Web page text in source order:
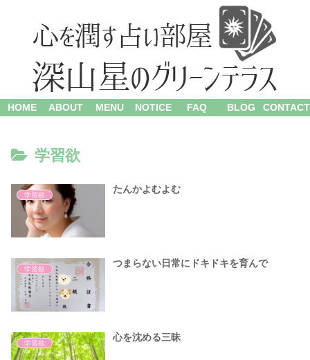
HOME ABOUT MENU NOTICE FAQ BLOG CONTACT
学習欲
学習欲
たんかよむよむ
学習欲
つまらない日常にドキドキを育んで
学習欲
心を沈める三昧